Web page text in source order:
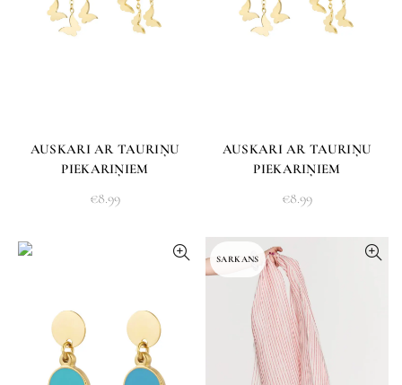
AUSKARI AR TAURIŅU
PIEKARIŅIEM
€8.99
AUSKARI AR TAURIŅU
PIEKARIŅIEM
€8.99
SARKANS